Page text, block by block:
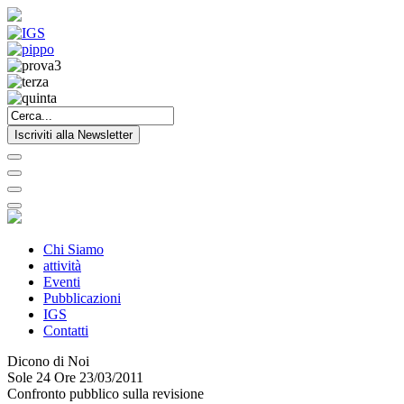
Iscriviti alla Newsletter
Chi Siamo
attività
Eventi
Pubblicazioni
IGS
Contatti
Dicono di Noi
Sole 24 Ore 23/03/2011
Confronto pubblico sulla revisione